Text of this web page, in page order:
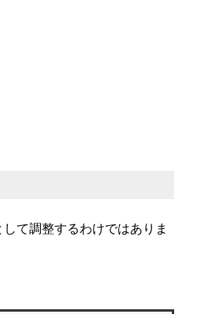
て調整するわけではありま